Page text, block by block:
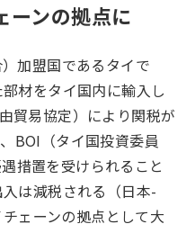
ーンの拠点に
加盟国であるタイで
材をタイ国内に輸入し
貿易協定）により関税が
BOI（タイ国投資委員
措置を受けられること
は減税される（日本-
ェーンの拠点として大